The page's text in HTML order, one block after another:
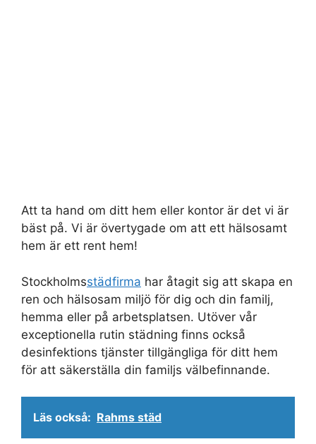
Att ta hand om ditt hem eller kontor är det vi är
bäst på. Vi är övertygade om att ett hälsosamt
hem är ett rent hem!
Stockholmsstädfirma har åtagit sig att skapa en
ren och hälsosam miljö för dig och din familj,
hemma eller på arbetsplatsen. Utöver vår
exceptionella rutin städning finns också
desinfektions tjänster tillgängliga för ditt hem
för att säkerställa din familjs välbefinnande.
Läs också: Rahms städ